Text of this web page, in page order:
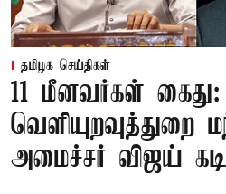
தமிழக செய்திகள்
11 மீனவர்கள் கைது:
வெளியுறவுத்துறை
அமைச்சர் விஜய்